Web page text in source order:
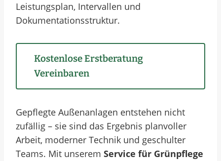
Leistungsplan, Intervallen und
Dokumentationsstruktur.
Kostenlose Erstberatung
Vereinbaren
Gepflegte Außenanlagen entstehen nicht
zufällig – sie sind das Ergebnis planvoller
Arbeit, moderner Technik und geschulter
Teams. Mit unserem Service für Grünpflege